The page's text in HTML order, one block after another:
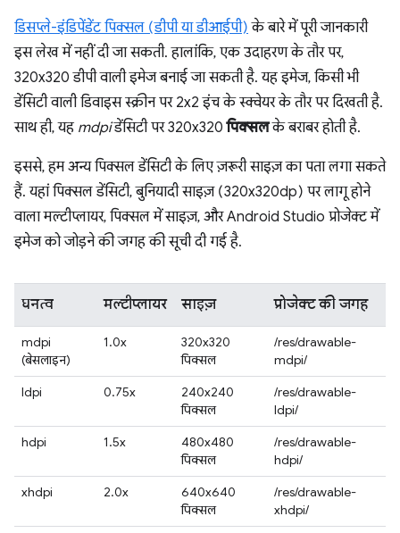
डिसप्ले-इंडिपेंडेंट पिक्सल (डीपी या डीआईपी) के बारे में पूरी जानकारी
इस लेख में नहीं दी जा सकती. हालांकि, एक उदाहरण के तौर पर,
320x320 डीपी वाली इमेज बनाई जा सकती है. यह इमेज, किसी भी
डेंसिटी वाली डिवाइस स्क्रीन पर 2x2 इंच के स्क्वेयर के तौर पर दिखती है.
साथ ही, यह mdpiडेंसिटी पर 320x320पिक्सलके बराबर होती है.
इससे, हम अन्य पिक्सल डेंसिटी के लिए ज़रूरी साइज़ का पता लगा सकते
हैं. यहां पिक्सल डेंसिटी, बुनियादी साइज़ (320x320dp) पर लागू होने
वाला मल्टीप्लायर, पिक्सल में साइज़, और Android Studio प्रोजेक्ट में
इमेज को जोड़ने की जगह की सूची दी गई है.
घनत्व मल्टीप्लायर साइज़ प्रोजेक्ट की जगह
mdpi
(बेसलाइन)
1.0x
320x320
पिक्सल
/res/drawable-
mdpi/
ldpi
0.75x
240x240
पिक्सल
/res/drawable-
ldpi/
hdpi
1.5x
480x480
पिक्सल
/res/drawable-
hdpi/
xhdpi
2.0x
640x640
पिक्सल
/res/drawable-
xhdpi/